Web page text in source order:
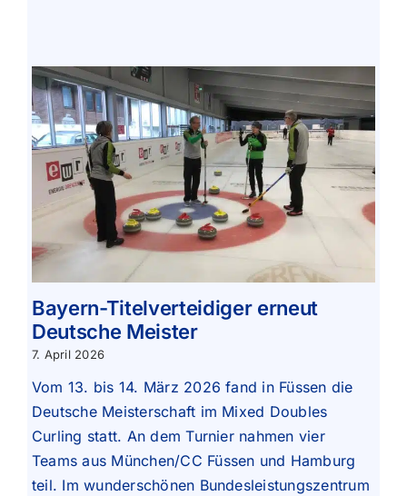
Bayern-Titelverteidiger erneut
Deutsche Meister
7. April 2026
Vom 13. bis 14. März 2026 fand in Füssen die
Deutsche Meisterschaft im Mixed Doubles
Curling statt. An dem Turnier nahmen vier
Teams aus München/CC Füssen und Hamburg
teil. Im wunderschönen Bundesleistungszentrum